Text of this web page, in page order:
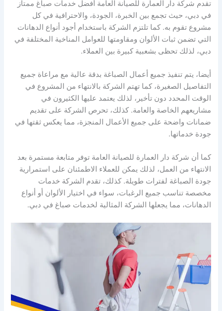
تقدم شركة دار العمارة للصيانة العامة أفضل خدمات صباغ ممتاز
في دبي، حيث تجمع بين الخبرة، الجودة، والاحترافية في كل
مشروع تقوم به. كما تلتزم الشركة باستخدام أجود أنواع الدهانات
التي تضمن ثبات الألوان ومقاومتها للعوامل المناخية المختلفة في
دبي، لذلك تحظى بشعبية كبيرة بين العملاء.
أيضا، يتم تنفيذ جميع أعمال الصباغة بدقة عالية مع مراعاة جميع
التفاصيل الصغيرة، كما تهتم الشركة بالانتهاء من المشروع في
الوقت المحدد دون تأخير، لذلك يعتمد عليها الكثيرون في
مشاريعهم الخاصة والعامة. كذلك، تحرص الشركة على تقديم
ضمانات واضحة على جميع الأعمال المنجزة، مما يعكس ثقتها في
جودة خدماتها.
كما أن شركة دار العمارة للصيانة العامة توفر متابعة مستمرة بعد
الانتهاء من العمل، لذلك يمكن للعملاء الاطمئنان على استمرارية
جودة الصباغة لفترات طويلة. كذلك، تقدم الشركة خدمات
مخصصة تناسب جميع الرغبات، سواء في اختيار الألوان أو أنواع
الدهانات، مما يجعلها الشركة المثالية لخدمات صباغ في دبي.